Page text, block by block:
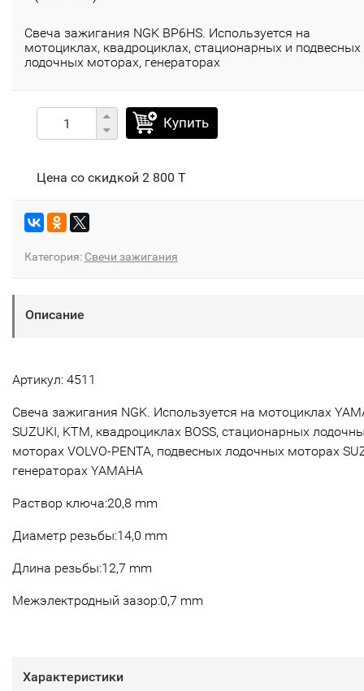
Свеча зажигания NGK BP6HS. Используется на
мотоциклах, квадроциклах, стационарных и подвесных
лодочных моторах, генераторах
Купить
Цена со скидкой 2 800 T
Категория: Свечи зажигания
Описание
Артикул: 4511
Свеча зажигания NGK. Используется на мотоциклах
SUZUKI, KTM, квадроциклах BOSS, стационарных
моторах VOLVO-PENTA, подвесных лодочных моторах
генераторах YAMAHA
Раствор ключа:20,8 mm
Диаметр резьбы:14,0 mm
Длина резьбы:12,7 mm
Межэлектродный зазор:0,7 mm
Характеристики